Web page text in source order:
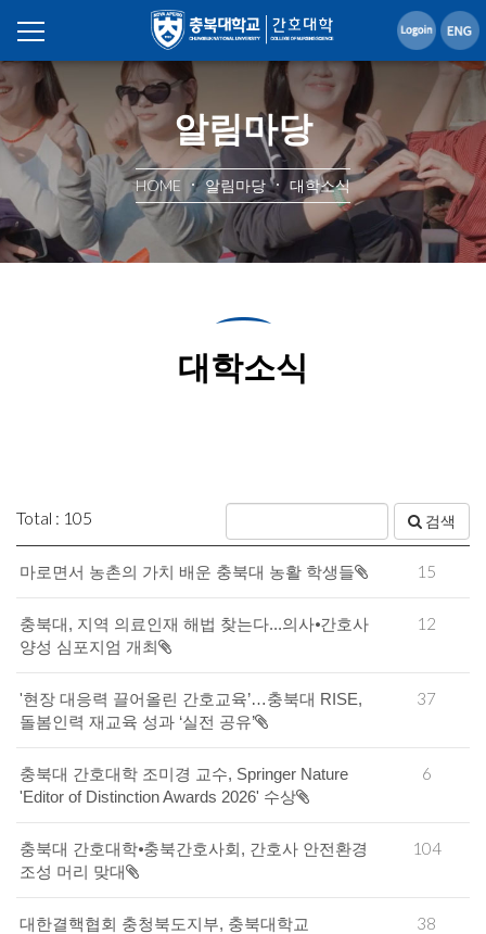
알림마당
HOME 알림마당 대학소식
대학소식
Total : 105 검색
마로면서 농촌의 가치 배운 충북대 농활 학생들 15
충북대, 지역 의료인재 해법 찾는다...의사⦁간호사
양성 심포지엄 개최
12
'현장 대응력 끌어올린 간호교육’…충북대 RISE,
돌봄인력 재교육 성과 ‘실전 공유’
37
충북대 간호대학 조미경 교수, Springer Nature
'Editor of Distinction Awards 2026' 수상
6
충북대 간호대학⦁충북간호사회, 간호사 안전환경
조성 머리 맞대
104
대한결핵협회 충청북도지부, 충북대학교
38